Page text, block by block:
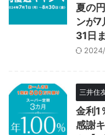
夏の
ンが7
31日
三井住
金利1
感謝